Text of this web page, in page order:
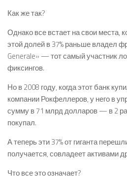
Как же так?
Однако все встает на свои места,
этой долей в 37% раньше владел
Generale» — тот самый участник
фиксингов.
Но в 2008 году, когда этот банк
компании Рокфеллеров, у него в
сумму в 71 млрд долларов — в 2
покупал.
А теперь эти 37% от гиганта
получается, совладеет активами
Что все это означает?